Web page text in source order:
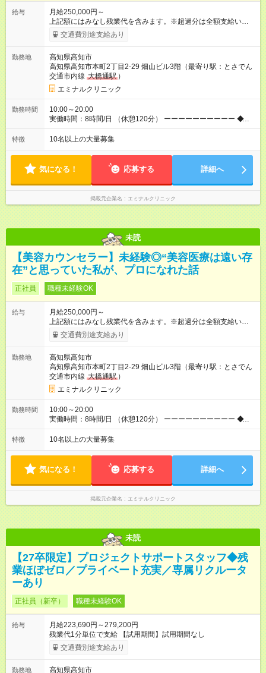
給与
月給250,000円～
上記額にはみなし残業代を含みます。※超過分は全額支給いたし
ます。 みなし残業代 34,100円／月 みなし残業時間 23時間／月
◆インセンティブを支給◆ 頑張りに応じて、インセンティブ（業
【年収800万円】を記録している先輩社員も在籍しています。
【試用期間】試用期間あり 試用期間の長さ：6ヶ月 ※ 雇用形態
と給与に、本採用時と異なる部分があります。 雇用形態：中途
採用（契約社員） 給与：月給 240,000円以上 上記額にはみなし
残業代を含みます。※超過分は全額支給いたします。 みなし残
業代 32,600円／月 みなし残業時間 23時間／月
交通費別途支給あり
勤務地
高知県高知市
高知県高知市本町2丁目2-29 畑山ビル3階（最寄り駅：とさでん
交通市内線 大橋通駅 ）
エミナルクリニック
勤務時間
10:00～20:00
実働時間：8時間/日 （休憩120分） ーーーーーーーーーー ◆残
業少なめ＆通勤も楽々◆ ーーーーーーーーーー 始業時間は10時
とゆっくりなので、通勤ラッシュの中出社する大変さはありま
生活との両立が叶います。
特徴 10名以上の大量募集
気になる！ 応募する 詳細へ
掲載元企業名 エミナルクリニック
未読
【美容カウンセラー】未経験◎“美容医療は遠い存
在”と思っていた私が、プロになれた話
正社員 職種未経験OK
給与
月給250,000円～
上記額にはみなし残業代を含みます。※超過分は全額支給いたし
ます。 みなし残業代 34,100円／月 みなし残業時間 23時間／月
◆インセンティブを支給◆ 頑張りに応じて、インセンティブ（業
【年収800万円】を記録している先輩社員も在籍しています。
【試用期間】試用期間あり 試用期間の長さ：6ヶ月 ※ 雇用形態
と給与に、本採用時と異なる部分があります。 雇用形態：中途
採用（契約社員） 給与：月給 240,000円以上 上記額にはみなし
残業代を含みます。※超過分は全額支給いたします。 みなし残
業代 32,600円／月 みなし残業時間 23時間／月
交通費別途支給あり
勤務地
高知県高知市
高知県高知市本町2丁目2-29 畑山ビル3階（最寄り駅：とさでん
交通市内線 大橋通駅 ）
エミナルクリニック
勤務時間
10:00～20:00
実働時間：8時間/日 （休憩120分） ーーーーーーーーーー ◆残
業少なめ＆通勤も楽々◆ ーーーーーーーーーー 始業時間は10時
とゆっくりなので、通勤ラッシュの中出社する大変さはありま
生活との両立が叶います。
特徴 10名以上の大量募集
気になる！ 応募する 詳細へ
掲載元企業名 エミナルクリニック
未読
【27卒限定】プロジェクトサポートスタッフ◆残
業ほぼゼロ／プライベート充実／専属リクルータ
ーあり
正社員（新卒） 職種未経験OK
給与
月給223,690円～279,200円
残業代1分単位で支給 【試用期間】試用期間なし
交通費別途支給あり
勤務地 高知県高知市